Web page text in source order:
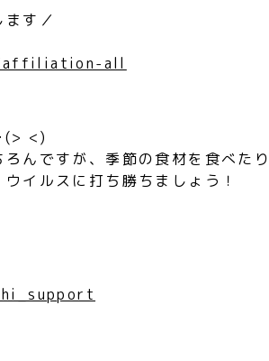
す／
affiliation-all
<)
んですが、季節の食材を食べた
イルスに打ち勝ちましょう！